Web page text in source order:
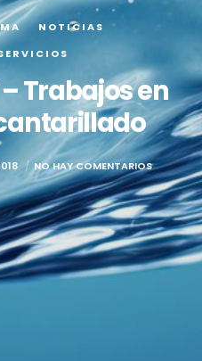
NOTICIAS
Trabajos en
NO HAY COMENTARIOS